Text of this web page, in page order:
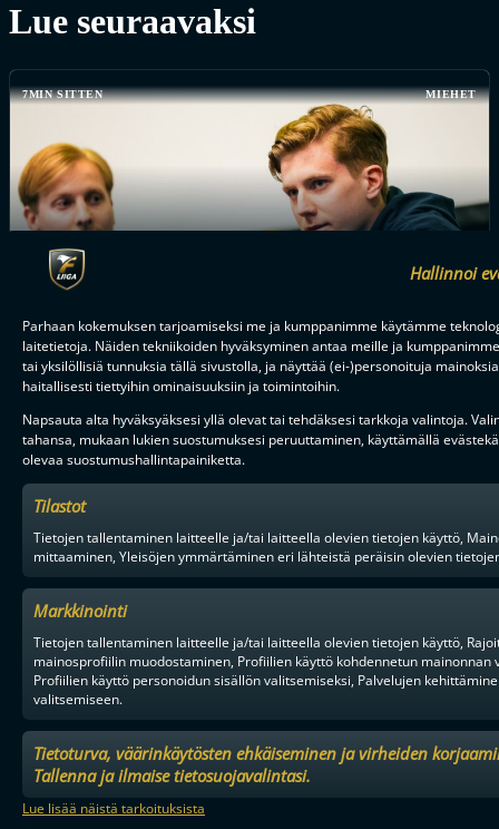
Hallinnoi
Parhaan kokemuksen tarjoamiseksi me ja kumppanimme käytämme
laitetietoja. Näiden tekniikoiden hyväksyminen antaa meille ja
tai yksilöllisiä tunnuksia tällä sivustolla, ja näyttää (ei-)personoituja
haitallisesti tiettyihin ominaisuuksiin ja toimintoihin.
Napsauta alta hyväksyäksesi yllä olevat tai tehdäksesi tarkkoja valintoja.
tahansa, mukaan lukien suostumuksesi peruuttaminen, käyttämällä
olevaa suostumushallintapainiketta.
Tilastot
Tietojen tallentaminen laitteelle ja/tai laitteella olevien tietojen käyttö,
mittaaminen, Yleisöjen ymmärtäminen eri lähteistä peräisin olevien
Markkinointi
Tietojen tallentaminen laitteelle ja/tai laitteella olevien tietojen käyttö,
mainosprofiilin muodostaminen, Profiilien käyttö kohdennetun
Profiilien käyttö personoidun sisällön valitsemiseksi, Palvelujen
valitsemiseen.
Tietoturva, väärinkäytösten ehkäiseminen ja virheiden
Tallenna ja ilmaise tietosuojavalintasi.
Lue lisää näistä tarkoituksista
Lue seuraavaksi
7MIN SITTEN MIEHET
KESÄN MUUTTOHAUKAT: KÄÄNTYNYT VIRTA PALAUTTI
MAAILMANMESTARINKIN OULUUN
Saat kirjeen noin kerran kuukaudessa F-liigakauden alusta
ratkaisuhetkiin asti.
TILAA
F-LIIGANKUMPPANIT